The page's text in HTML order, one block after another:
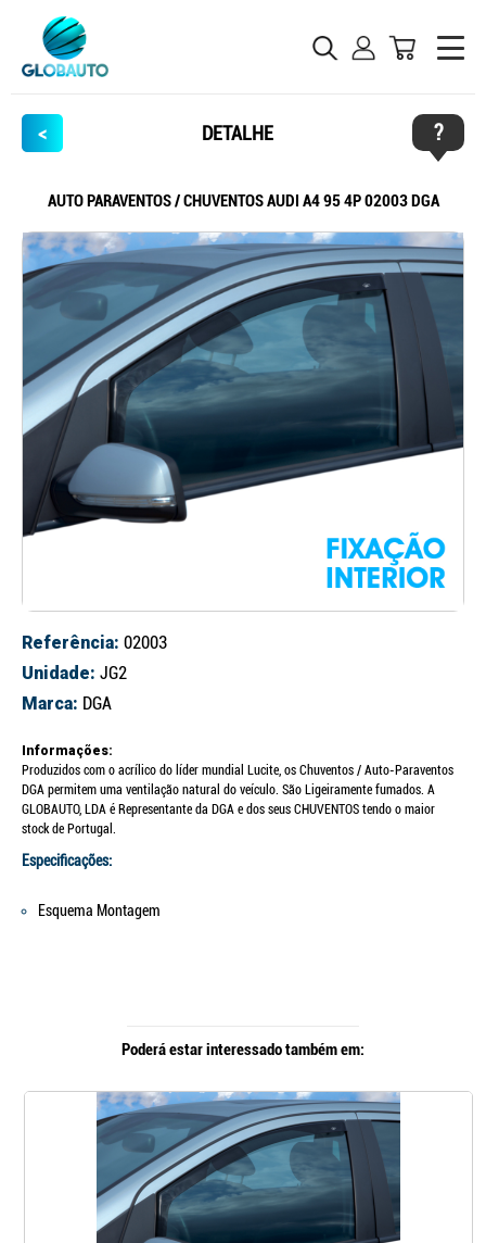
< DETALHE ?
AUTO PARAVENTOS / CHUVENTOS AUDI A4 95 4P 02003 DGA
Referência: 02003
Unidade: JG2
Marca: DGA
Informações:
Produzidos com o acrílico do líder mundial Lucite, os Chuventos / Auto-Paraventos
DGA permitem uma ventilação natural do veículo. São Ligeiramente fumados. A
GLOBAUTO, LDA é Representante da DGA e dos seus CHUVENTOS tendo o maior
stock de Portugal.
Especificações:
Esquema Montagem
Poderá estar interessado também em: